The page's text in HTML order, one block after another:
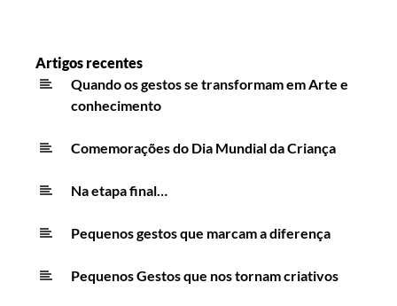
Artigos recentes
Quando os gestos se transformam em Arte e
conhecimento
Comemorações do Dia Mundial da Criança
Na etapa final…
Pequenos gestos que marcam a diferença
Pequenos Gestos que nos tornam criativos